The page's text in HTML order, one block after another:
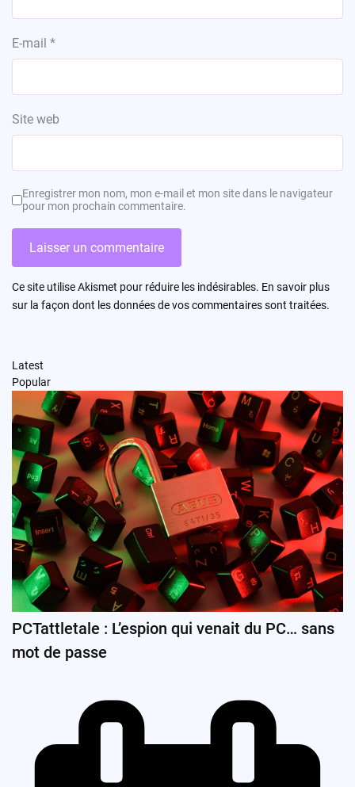
E-mail *
Site web
Enregistrer mon nom, mon e-mail et mon site dans le navigateur
pour mon prochain commentaire.
Ce site utilise Akismet pour réduire les indésirables. En savoir plus
sur la façon dont les données de vos commentaires sont traitées.
Latest
Popular
PCTattletale : L’espion qui venait du PC… sans
mot de passe